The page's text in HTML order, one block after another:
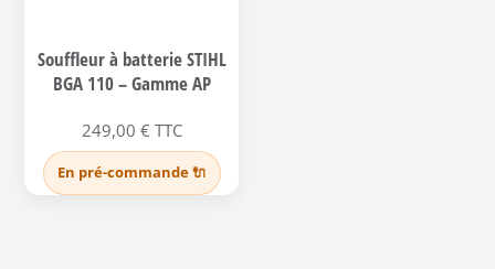
Souffleur à batterie STIHL
BGA 110 – Gamme AP
249,00 € TTC
En pré-commande 🔌